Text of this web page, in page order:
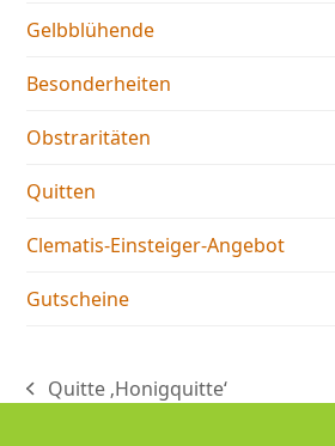
Gelbblühende
Besonderheiten
Obstraritäten
Quitten
Clematis-Einsteiger-Angebot
Gutscheine
vorheriger
Quitte ‚Honigquitte‘